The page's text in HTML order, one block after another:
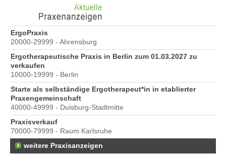
ErgoPraxis
20000-29999 - Ahrensburg
Ergotherapeutische Praxis in Berlin zum 01.03.2027 zu
verkaufen
10000-19999 - Berlin
Starte als selbständige Ergotherapeut*in in etablierter
Praxengemeinschaft
40000-49999 - Duisburg-Stadtmitte
Praxisverkauf
70000-79999 - Raum Karlsruhe
weitere Praxisanzeigen